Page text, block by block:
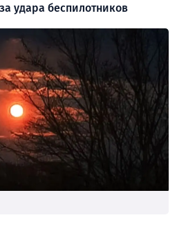
удара беспилотников